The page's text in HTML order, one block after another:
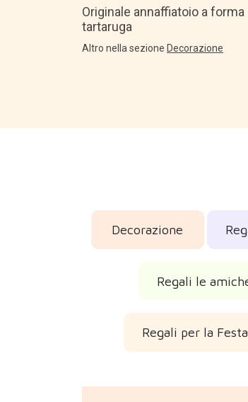
Originale annaffiatoio a forma
tartaruga
Altro nella sezione Decorazione
Decorazione
Regali le
Regali per la